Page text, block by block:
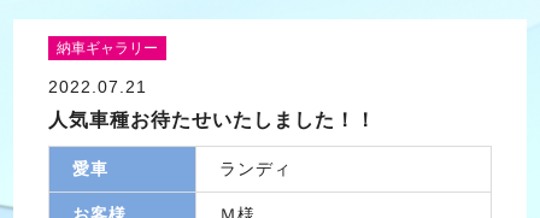
納車ギャラリー
2022.07.21
人気車種お待たせいたしました！！
愛車 ランディ